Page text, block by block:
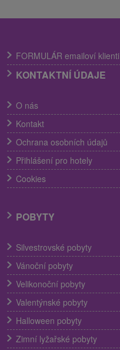
FORMULÁR emailoví klienti
KONTAKTNÍ ÚDAJE
O nás
Kontakt
Ochrana osobních údajů
Přihlášení pro hotely
Cookies
POBYTY
Silvestrovské pobyty
Vánoční pobyty
Velikonoční pobyty
Valentýnské pobyty
Halloween pobyty
Zimní lyžařské pobyty